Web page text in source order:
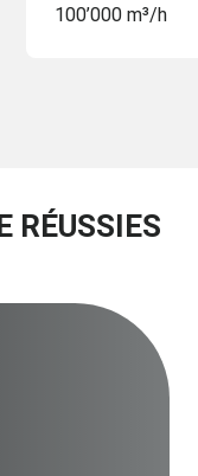
100’000 m³/h
RÉUSSIES